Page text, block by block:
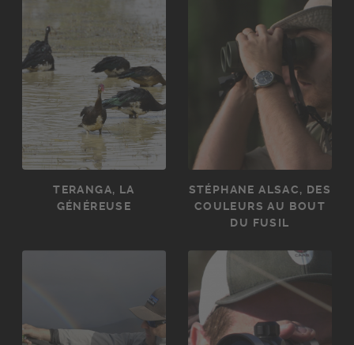
TERANGA, LA
GÉNÉREUSE
STÉPHANE ALSAC, DES
COULEURS AU BOUT
DU FUSIL